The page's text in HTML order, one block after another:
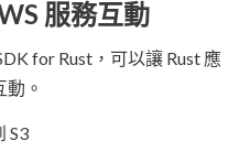
服務互動
for Rust，可以讓 Rust 應
。
S3